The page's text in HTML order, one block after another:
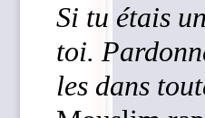
Si tu étais
toi.
les dans